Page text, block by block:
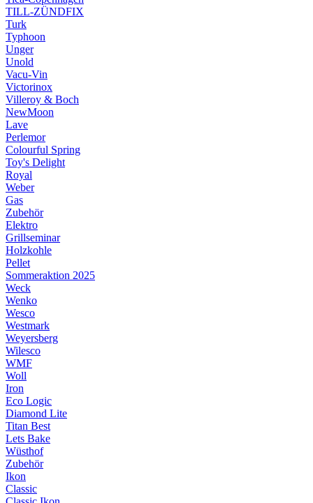
TILL-ZÜNDFIX
Turk
Typhoon
Unger
Unold
Vacu-Vin
Victorinox
Villeroy & Boch
NewMoon
Lave
Perlemor
Colourful Spring
Toy's Delight
Royal
Weber
Gas
Zubehör
Elektro
Grillseminar
Holzkohle
Pellet
Sommeraktion 2025
Weck
Wenko
Wesco
Westmark
Weyersberg
Wilesco
WMF
Woll
Iron
Eco Logic
Diamond Lite
Titan Best
Lets Bake
Wüsthof
Zubehör
Ikon
Classic